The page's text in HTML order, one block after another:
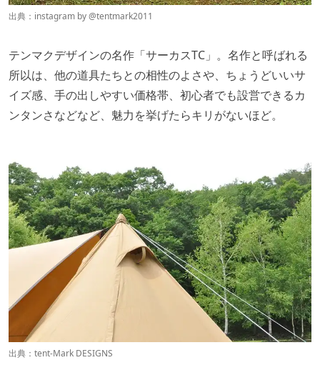
出典：instagram by @tentmark2011
テンマクデザインの名作「サーカスTC」。名作と呼ばれる
所以は、他の道具たちとの相性のよさや、ちょうどいいサ
イズ感、手の出しやすい価格帯、初心者でも設営できるカ
ンタンさなどなど、魅力を挙げたらキリがないほど。
出典： tent-Mark DESIGNS